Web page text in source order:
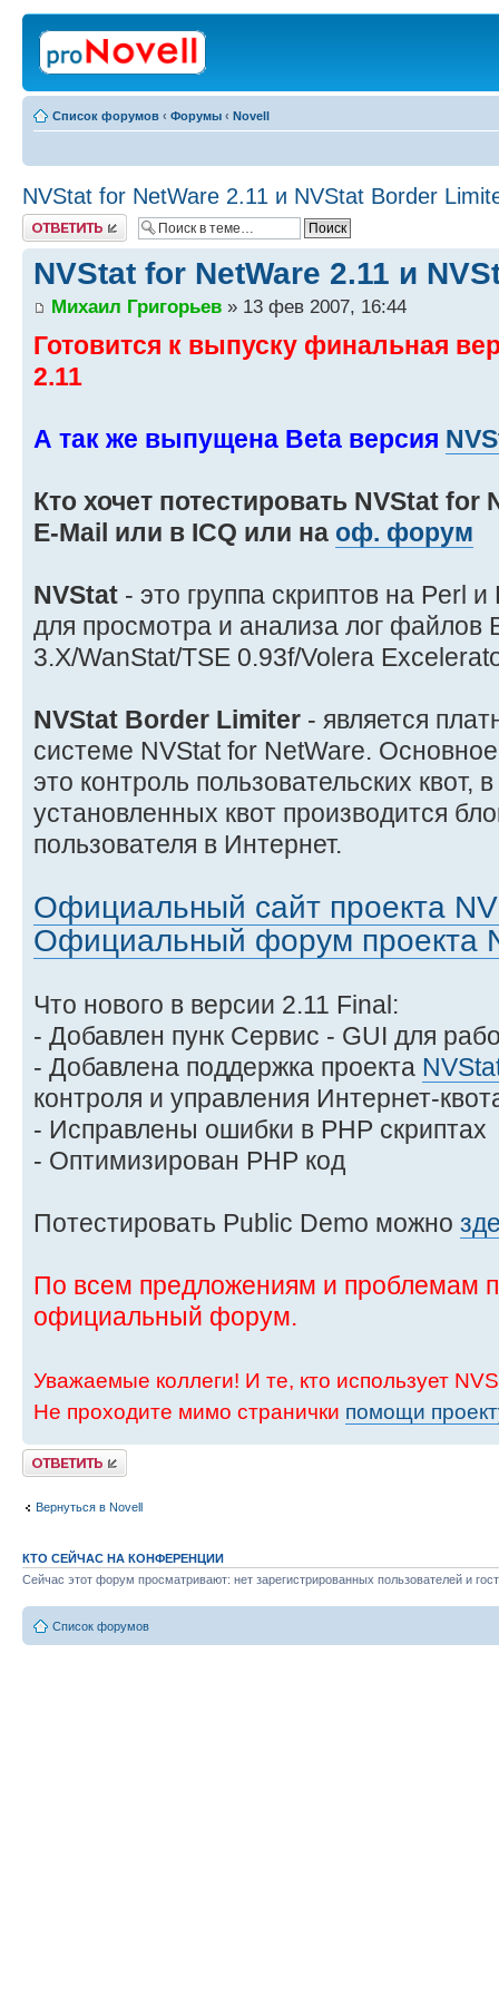
Список форумов ‹ Форумы ‹ Novell
NVStat for NetWare 2.11 и NVStat Border
Ответить
NVStat for NetWare 2.11 и
Михаил Григорьев » 13 фев 2007, 16:44
Готовится к выпуску финальная
2.11
А так же выпущена Beta версия
Кто хочет потестировать NVStat for
E-Mail или в ICQ или на оф. форум
NVStat - это группа скриптов на Perl
для просмотра и анализа лог файлов
3.X/WanStat/TSE 0.93f/Volera
NVStat Border Limiter - является
системе NVStat for NetWare.
это контроль пользовательских квот,
установленных квот производится
пользователя в Интернет.
Официальный сайт проекта
Официальный форум проекта
Что нового в версии 2.11 Final:
- Добавлен пунк Сервис - GUI для
- Добавлена поддержка проекта
контроля и управления Интернет-
- Исправлены ошибки в PHP скриптах
- Оптимизирован PHP код
Потестировать Public Demo можно
По всем предложениям и проблемам
официальный форум.
Уважаемые коллеги! И те, кто использует
Не проходите мимо странички помощи
Ответить
Вернуться в Novell
КТО СЕЙЧАС НА КОНФЕРЕНЦИИ
Сейчас этот форум просматривают: нет зарегистрированных пользователей и
Список форумов